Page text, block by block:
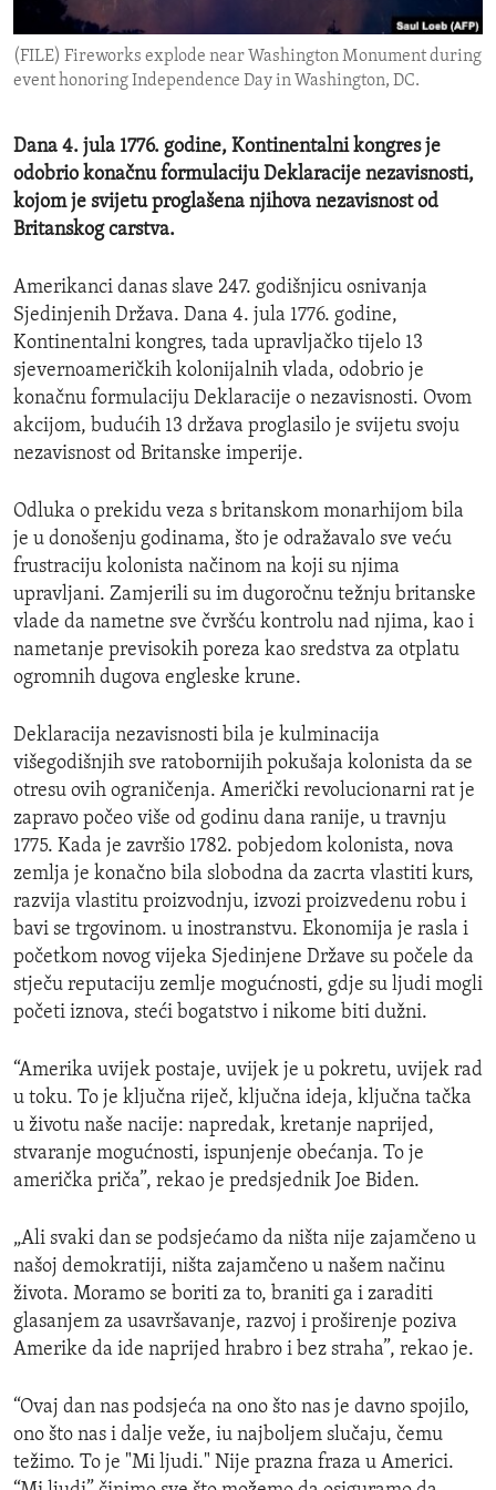
ENVIRONMENT AND HEALTH
IDEALS AND INSTITUTIONS
(FILE) Fireworks explode near Washington Monument during
event honoring Independence Day in Washington, DC.
Dana 4. jula 1776. godine, Kontinentalni kongres je
odobrio konačnu formulaciju Deklaracije nezavisnosti,
kojom je svijetu proglašena njihova nezavisnost od
Britanskog carstva.
Amerikanci danas slave 247. godišnjicu osnivanja
Sjedinjenih Država. Dana 4. jula 1776. godine,
Kontinentalni kongres, tada upravljačko tijelo 13
sjevernoameričkih kolonijalnih vlada, odobrio je
konačnu formulaciju Deklaracije o nezavisnosti. Ovom
akcijom, budućih 13 država proglasilo je svijetu svoju
nezavisnost od Britanske imperije.
Odluka o prekidu veza s britanskom monarhijom bila
je u donošenju godinama, što je odražavalo sve veću
frustraciju kolonista načinom na koji su njima
upravljani. Zamjerili su im dugoročnu težnju britanske
vlade da nametne sve čvršću kontrolu nad njima, kao i
nametanje previsokih poreza kao sredstva za otplatu
ogromnih dugova engleske krune.
Deklaracija nezavisnosti bila je kulminacija
višegodišnjih sve ratobornijih pokušaja kolonista da se
otresu ovih ograničenja. Američki revolucionarni rat je
zapravo počeo više od godinu dana ranije, u travnju
1775. Kada je završio 1782. pobjedom kolonista, nova
zemlja je konačno bila slobodna da zacrta vlastiti kurs,
razvija vlastitu proizvodnju, izvozi proizvedenu robu i
bavi se trgovinom. u inostranstvu. Ekonomija je rasla i
početkom novog vijeka Sjedinjene Države su počele da
stječu reputaciju zemlje mogućnosti, gdje su ljudi mogli
početi iznova, steći bogatstvo i nikome biti dužni.
“Amerika uvijek postaje, uvijek je u pokretu, uvijek rad
u toku. To je ključna riječ, ključna ideja, ključna tačka
u životu naše nacije: napredak, kretanje naprijed,
stvaranje mogućnosti, ispunjenje obećanja. To je
američka priča”, rekao je predsjednik Joe Biden.
„Ali svaki dan se podsjećamo da ništa nije zajamčeno u
našoj demokratiji, ništa zajamčeno u našem načinu
života. Moramo se boriti za to, braniti ga i zaraditi
glasanjem za usavršavanje, razvoj i proširenje poziva
Amerike da ide naprijed hrabro i bez straha”, rekao je.
“Ovaj dan nas podsjeća na ono što nas je davno spojilo,
ono što nas i dalje veže, iu najboljem slučaju, čemu
težimo. To je "Mi ljudi." Nije prazna fraza u Americi.